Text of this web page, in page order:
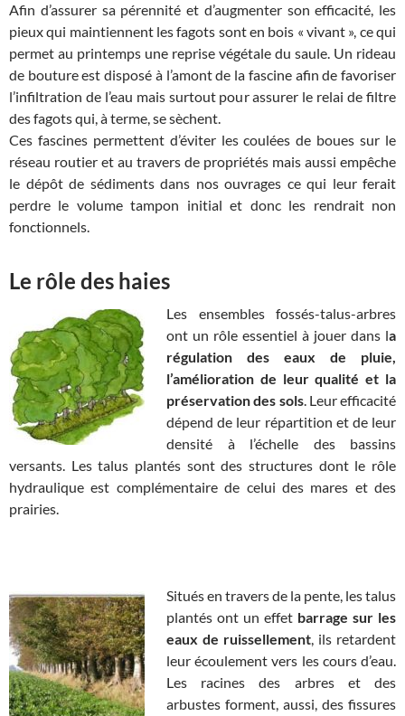
Afin d’assurer sa pérennité et d’augmenter son efficacité, les
pieux qui maintiennent les fagots sont en bois « vivant », ce qui
permet au printemps une reprise végétale du saule. Un rideau
de bouture est disposé à l’amont de la fascine afin de favoriser
l’infiltration de l’eau mais surtout pour assurer le relai de filtre
des fagots qui, à terme, se sèchent.
Ces fascines permettent d’éviter les coulées de boues sur le
réseau routier et au travers de propriétés mais aussi empêche
le dépôt de sédiments dans nos ouvrages ce qui leur ferait
perdre le volume tampon initial et donc les rendrait non
fonctionnels.
Le rôle des haies
Les ensembles fossés-talus-arbres
ont un rôle essentiel à jouer dans la
régulation des eaux de pluie,
l’amélioration de leur qualité et la
préservation des sols. Leur efficacité
dépend de leur répartition et de leur
densité à l’échelle des bassins
versants. Les talus plantés sont des structures dont le rôle
hydraulique est complémentaire de celui des mares et des
prairies.
Situés en travers de la pente, les talus
plantés ont un effet barrage sur les
eaux de ruissellement, ils retardent
leur écoulement vers les cours d’eau.
Les racines des arbres et des
arbustes forment, aussi, des fissures